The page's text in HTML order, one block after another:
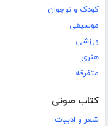
کودک و نوجوان
موسیقی
ورزشی
هنری
متفرقه
کتاب صوتی
شعر و ادبیات